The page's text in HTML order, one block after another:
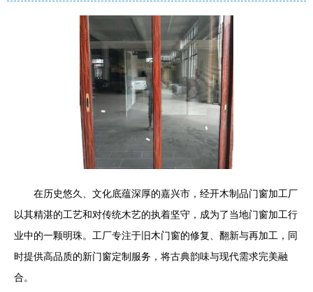
在历史悠久、文化底蕴深厚的嘉兴市，经开木制品门窗加工厂
以其精湛的工艺和对传统木艺的执着坚守，成为了当地门窗加工行
业中的一颗明珠。工厂专注于旧木门窗的修复、翻新与再加工，同
时提供高品质的新门窗定制服务，将古典韵味与现代需求完美融
合。